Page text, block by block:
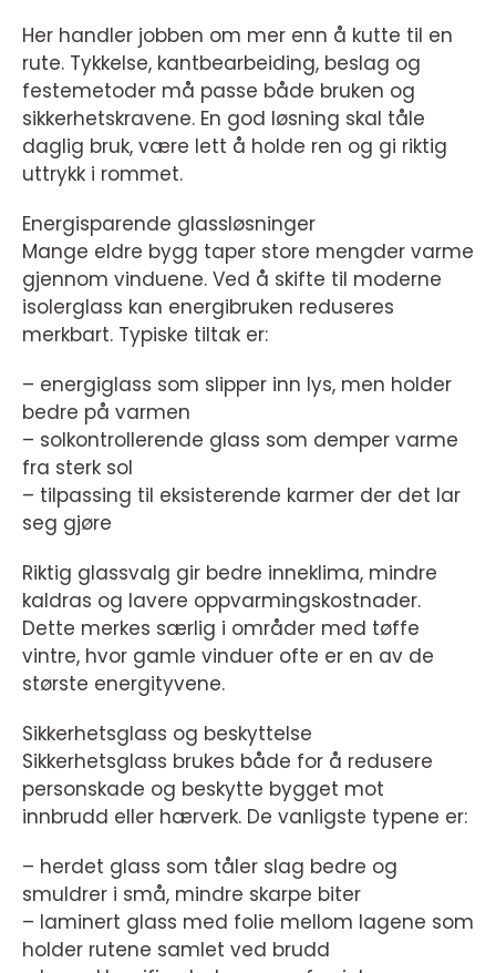
Her handler jobben om mer enn å kutte til en
rute. Tykkelse, kantbearbeiding, beslag og
festemetoder må passe både bruken og
sikkerhetskravene. En god løsning skal tåle
daglig bruk, være lett å holde ren og gi riktig
uttrykk i rommet.
Energisparende glassløsninger
Mange eldre bygg taper store mengder varme
gjennom vinduene. Ved å skifte til moderne
isolerglass kan energibruken reduseres
merkbart. Typiske tiltak er:
– energiglass som slipper inn lys, men holder
bedre på varmen
– solkontrollerende glass som demper varme
fra sterk sol
– tilpassing til eksisterende karmer der det lar
seg gjøre
Riktig glassvalg gir bedre inneklima, mindre
kaldras og lavere oppvarmingskostnader.
Dette merkes særlig i områder med tøffe
vintre, hvor gamle vinduer ofte er en av de
største energityvene.
Sikkerhetsglass og beskyttelse
Sikkerhetsglass brukes både for å redusere
personskade og beskytte bygget mot
innbrudd eller hærverk. De vanligste typene er:
– herdet glass som tåler slag bedre og
smuldrer i små, mindre skarpe biter
– laminert glass med folie mellom lagene som
holder rutene samlet ved brudd